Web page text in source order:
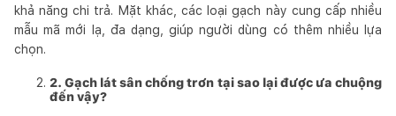
khả năng chi trả. Mặt khác, các loại gạch này cung cấp nhiều
mẫu mã mới lạ, đa dạng, giúp người dùng có thêm nhiều lựa
chọn.
2. Gạch lát sân chống trơn tại sao lại được ưa chuộng
đến vậy?